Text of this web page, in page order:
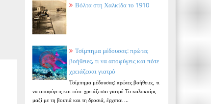
Βόλτα στη Χαλκίδα το 1910
Τσίμπημα μέδουσας: πρώτες
βοήθειες, τι να αποφύγεις και πότε
χρειάζεσαι γιατρό
Τσίμπημα μέδουσας: πρώτες βοήθειες, τι
να αποφύγεις και πότε χρειάζεσαι γιατρό Το καλοκαίρι,
μαζί με τη βουτιά και τη δροσιά, έρχεται ...